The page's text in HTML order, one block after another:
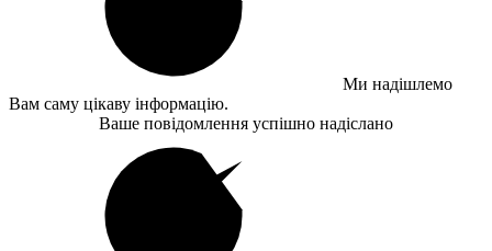
Ми надішлемо
Вам саму цікаву інформацію.
Ваше повідомлення успішно надіслано